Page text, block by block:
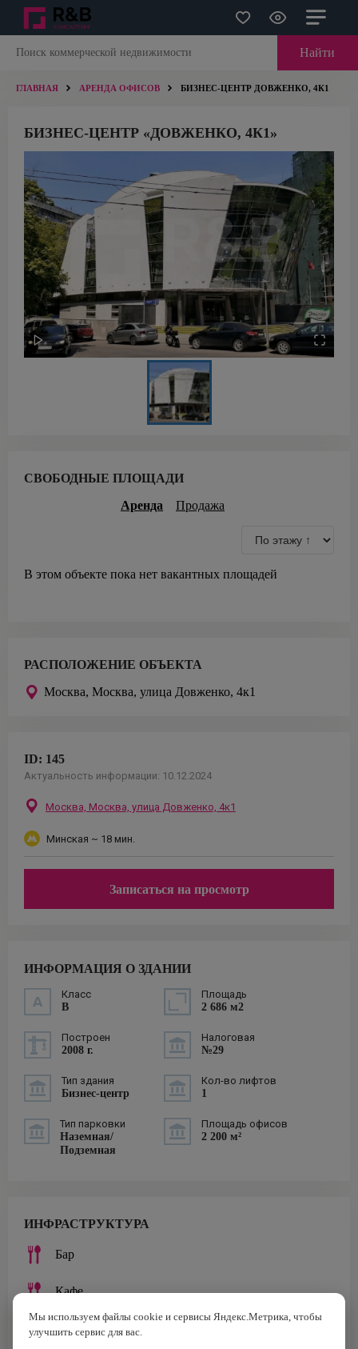
Найти
ГЛАВНАЯ АРЕНДА ОФИСОВ БИЗНЕС-ЦЕНТР ДОВЖЕНКО, 4К1
БИЗНЕС-ЦЕНТР «ДОВЖЕНКО, 4К1»
СВОБОДНЫЕ ПЛОЩАДИ
Аренда
Продажа
В этом объекте пока нет вакантных площадей
РАСПОЛОЖЕНИЕ ОБЪЕКТА
Москва, Москва, улица Довженко, 4к1
ID: 145
Актуальность информации: 10.12.2024
Москва, Москва, улица Довженко, 4к1
Минская ~ 18 мин.
Записаться на просмотр
ИНФОРМАЦИЯ О ЗДАНИИ
Класс
B
Площадь
2 686 м2
Построен
2008 г.
Налоговая
№29
Тип здания
Бизнес-центр
Кол-во лифтов
1
Тип парковки
Наземная/
Подземная
Площадь офисов
2 200 м²
ИНФРАСТРУКТУРА
Бар
Кафе
Ресторан
Мы используем файлы cookie и сервисы Яндекс.Метрика, чтобы
улучшить сервис для вас.